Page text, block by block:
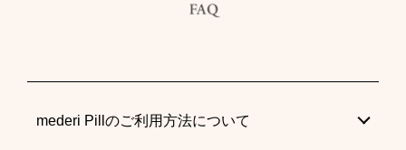
mederi Pillのご利用方法について